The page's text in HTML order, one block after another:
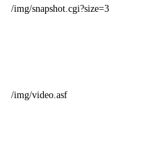
/img/snapshot.cgi?size=3
/img/video.asf